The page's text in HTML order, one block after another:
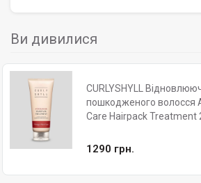
Ви дивилися
CURLYSHYLL
пошкодженого волосся
Care Hairpack Treatment
1290 грн.